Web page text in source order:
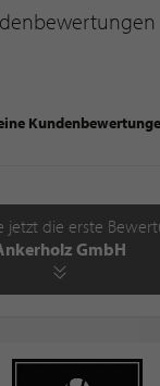
jetzt die erste
GmbH